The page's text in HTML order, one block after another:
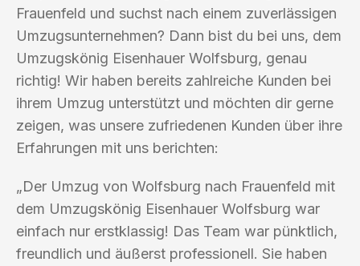
Frauenfeld und suchst nach einem zuverlässigen
Umzugsunternehmen? Dann bist du bei uns, dem
Umzugskönig Eisenhauer Wolfsburg, genau
richtig! Wir haben bereits zahlreiche Kunden bei
ihrem Umzug unterstützt und möchten dir gerne
zeigen, was unsere zufriedenen Kunden über ihre
Erfahrungen mit uns berichten:
„Der Umzug von Wolfsburg nach Frauenfeld mit
dem Umzugskönig Eisenhauer Wolfsburg war
einfach nur erstklassig! Das Team war pünktlich,
freundlich und äußerst professionell. Sie haben